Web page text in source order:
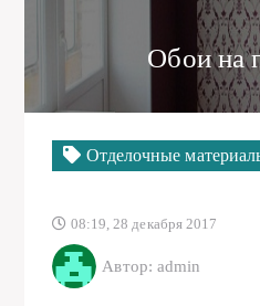
Обои на
Отделочные
08:19, 28 декабря 2017
Автор: admin